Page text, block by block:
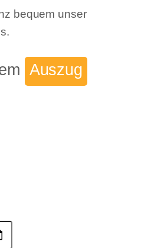
bequem unser
Auszug